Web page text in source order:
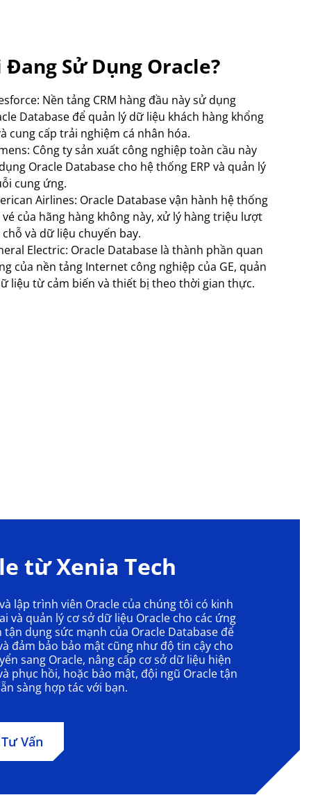
Đang Sử Dụng Oracle?
Nền tảng CRM hàng đầu này sử dụng
Database để quản lý dữ liệu khách hàng khổng
cung cấp trải nghiệm cá nhân hóa.
Công ty sản xuất công nghiệp toàn cầu này
Oracle Database cho hệ thống ERP và quản lý
cung ứng.
Airlines: Oracle Database vận hành hệ thống
của hãng hàng không này, xử lý hàng triệu lượt
và dữ liệu chuyến bay.
Electric: Oracle Database là thành phần quan
của nền tảng Internet công nghiệp của GE, quản
liệu từ cảm biến và thiết bị theo thời gian thực.
từ Xenia Tech
lập trình viên Oracle của chúng tôi có kinh
quản lý cơ sở dữ liệu Oracle cho các ứng
dụng sức mạnh của Oracle Database để
đảm bảo bảo mật cũng như độ tin cậy cho
sang Oracle, nâng cấp cơ sở dữ liệu hiện
phục hồi, hoặc bảo mật, đội ngũ Oracle tận
sàng hợp tác với bạn.
Vấn